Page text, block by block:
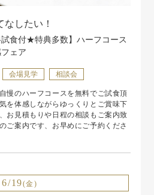
したい！
試食付★特典多数】ハーフコース
ェア
会場見学 相談会
慢のハーフコースを無料でご試食頂
を体感しながらゆっくりとご賞味下
お見積もりや日程の相談もご案内致
ご案内です、お早めにご予約くださ
6/19(金)